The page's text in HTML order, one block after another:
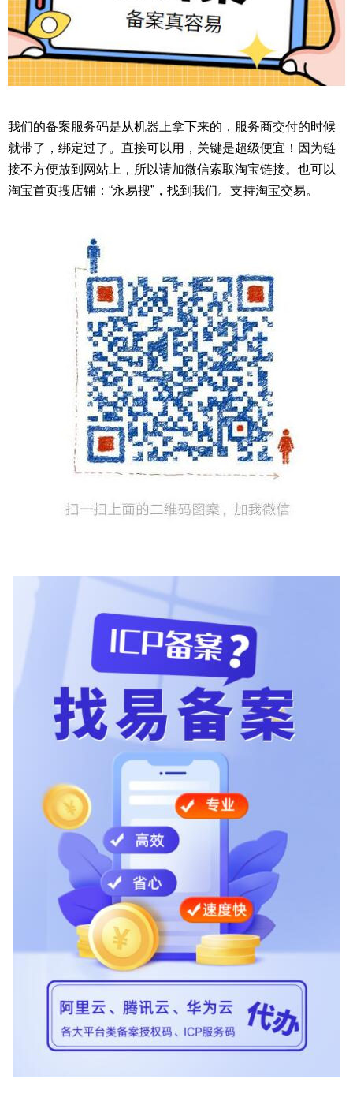
我们的备案服务码是从机器上拿下来的，服务商交付的时候
就带了，绑定过了。直接可以用，关键是超级便宜！因为链
接不方便放到网站上，所以请加微信索取淘宝链接。也可以
淘宝首页搜店铺：“永易搜”，找到我们。支持淘宝交易。